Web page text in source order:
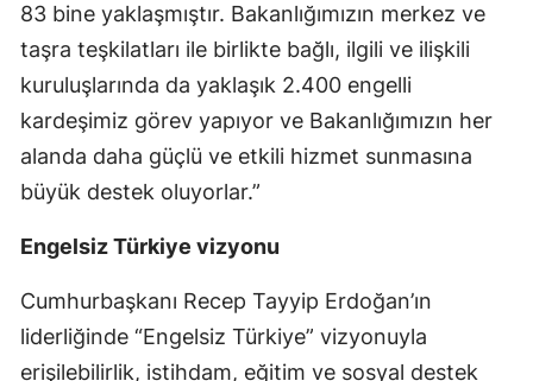
83 bine yaklaşmıştır. Bakanlığımızın merkez ve
taşra teşkilatları ile birlikte bağlı, ilgili ve ilişkili
kuruluşlarında da yaklaşık 2.400 engelli
kardeşimiz görev yapıyor ve Bakanlığımızın her
alanda daha güçlü ve etkili hizmet sunmasına
büyük destek oluyorlar.”
Engelsiz Türkiye vizyonu
Cumhurbaşkanı Recep Tayyip Erdoğan’ın
liderliğinde “Engelsiz Türkiye” vizyonuyla
erişilebilirlik, istihdam, eğitim ve sosyal destek